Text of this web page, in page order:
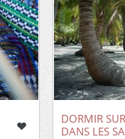
DORMIR
DANS LES